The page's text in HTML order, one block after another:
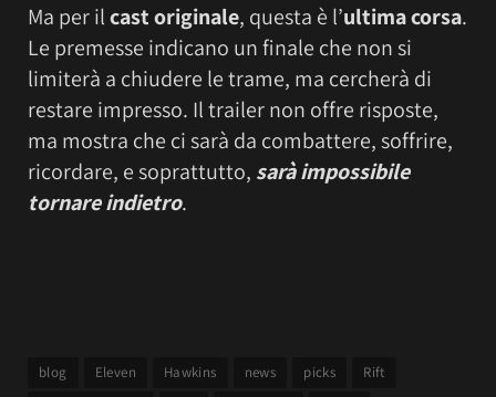
Ma per ilcast originale, questa è l’ultima corsa.
Le premesse indicano un finale che non si
limiterà a chiudere le trame, ma cercherà di
restare impresso. Il trailer non offre risposte,
ma mostra che ci sarà da combattere, soffrire,
ricordare, e soprattutto, sarà impossibile
tornare indietro.
blog Eleven Hawkins news picks
Rift